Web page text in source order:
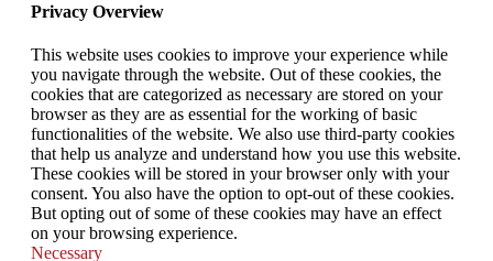
Privacy Overview
This website uses cookies to improve your experience while
you navigate through the website. Out of these cookies, the
cookies that are categorized as necessary are stored on your
browser as they are as essential for the working of basic
functionalities of the website. We also use third-party cookies
that help us analyze and understand how you use this website.
These cookies will be stored in your browser only with your
consent. You also have the option to opt-out of these cookies.
But opting out of some of these cookies may have an effect
on your browsing experience.
Necessary